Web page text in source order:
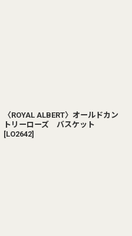
〈ROYAL ALBERT〉オールドカン
トリーローズ バスケット
[LO2642]